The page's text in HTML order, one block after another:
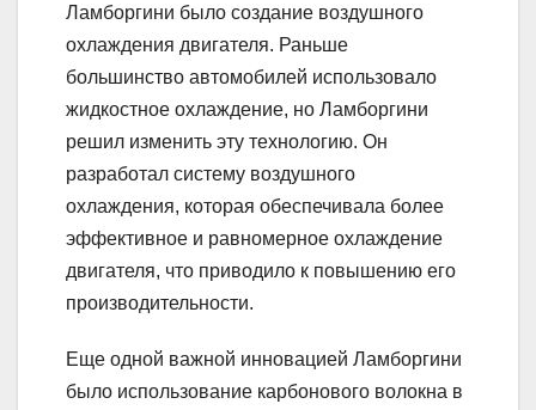
Ламборгини было создание воздушного
охлаждения двигателя. Раньше
большинство автомобилей использовало
жидкостное охлаждение, но Ламборгини
решил изменить эту технологию. Он
разработал систему воздушного
охлаждения, которая обеспечивала более
эффективное и равномерное охлаждение
двигателя, что приводило к повышению его
производительности.
Еще одной важной инновацией Ламборгини
было использование карбонового волокна в